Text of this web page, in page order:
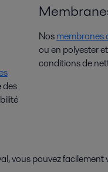
des
Nosmembranes
ou en polyester
conditions de
pouvez